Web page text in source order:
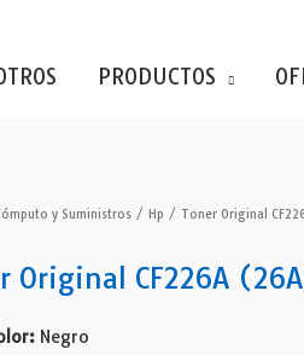
PRODUCTOS
y Suministros / Hp / Toner Original
Original CF226A
Negro